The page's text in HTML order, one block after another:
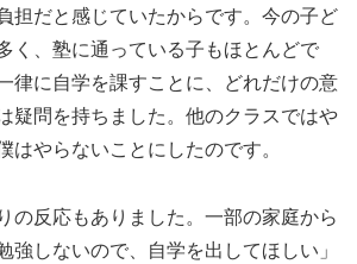
担だと感じていたからです。今の子ど
く、塾に通っている子もほとんどで
律に自学を課すことに、どれだけの意
疑問を持ちました。他のクラスではや
はやらないことにしたのです。
の反応もありました。一部の家庭から
強しないので、自学を出してほしい」